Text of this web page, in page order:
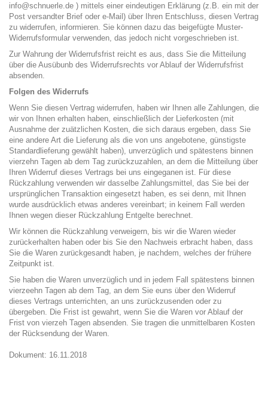
info@schnuerle.de ) mittels einer eindeutigen Erklärung (z.B. ein mit der
Post versandter Brief oder e-Mail) über Ihren Entschluss, diesen Vertrag
zu widerrufen, informieren. Sie können dazu das beigefügte Muster-
Widerrufsformular verwenden, das jedoch nicht vorgeschrieben ist.
Zur Wahrung der Widerrufsfrist reicht es aus, dass Sie die Mitteilung
über die Ausübunb des Widerrufsrechts vor Ablauf der Widerrufsfrist
absenden.
Folgen des Widerrufs
Wenn Sie diesen Vertrag widerrufen, haben wir Ihnen alle Zahlungen, die
wir von Ihnen erhalten haben, einschließlich der Lieferkosten (mit
Ausnahme der zuätzlichen Kosten, die sich daraus ergeben, dass Sie
eine andere Art die Lieferung als die von uns angebotene, günstigste
Standardlieferung gewählt haben), unverzüglich und spätestens binnen
vierzehn Tagen ab dem Tag zurückzuzahlen, an dem die Mitteilung über
Ihren Widerruf dieses Vertrags bei uns eingeganen ist. Für diese
Rückzahlung verwenden wir dasselbe Zahlungsmittel, das Sie bei der
ursprünglichen Transaktion eingesetzt haben, es sei denn, mit Ihnen
wurde ausdrücklich etwas anderes vereinbart; in keinem Fall werden
Ihnen wegen dieser Rückzahlung Entgelte berechnet.
Wir können die Rückzahlung verweigern, bis wir die Waren wieder
zurückerhalten haben oder bis Sie den Nachweis erbracht haben, dass
Sie die Waren zurückgesandt haben, je nachdem, welches der frühere
Zeitpunkt ist.
Sie haben die Waren unverzüglich und in jedem Fall spätestens binnen
vierzeehn Tagen ab dem Tag, an dem Sie euns über den Widerruf
dieses Vertrags unterrichten, an uns zurückzusenden oder zu
übergeben. Die Frist ist gewahrt, wenn Sie die Waren vor Ablauf der
Frist von vierzeh Tagen absenden. Sie tragen die unmittelbaren Kosten
der Rücksendung der Waren.
Dokument: 16.11.2018